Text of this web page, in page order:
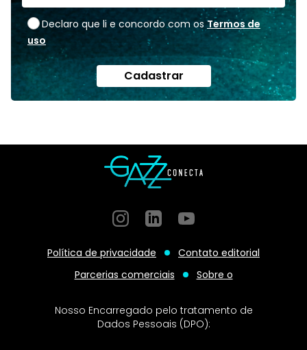
Declaro que li e concordo com os Termos de
uso
Cadastrar
InstagramGitHubGitHub
Política de privacidade
Contato editorial
Parcerias comerciais
Sobre o
Nosso Encarregado pelo tratamento de
Dados Pessoais (DPO):